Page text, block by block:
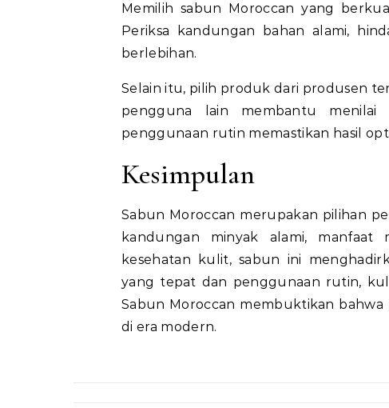
Memilih sabun Moroccan yang
Periksa kandungan bahan alami,
berlebihan.
Selain itu, pilih produk dari produsen
pengguna lain membantu menilai
penggunaan rutin memastikan hasil
Kesimpulan
Sabun Moroccan merupakan pilihan
kandungan minyak alami, manfaat
kesehatan kulit, sabun ini
yang tepat dan penggunaan rutin,
Sabun Moroccan membuktikan
di era modern.